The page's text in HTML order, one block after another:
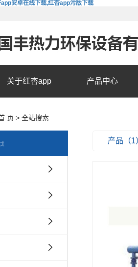
安卓在线下载,红杏app污版下载
关于红杏app 产品中心
页 > 全站搜索
产品（1